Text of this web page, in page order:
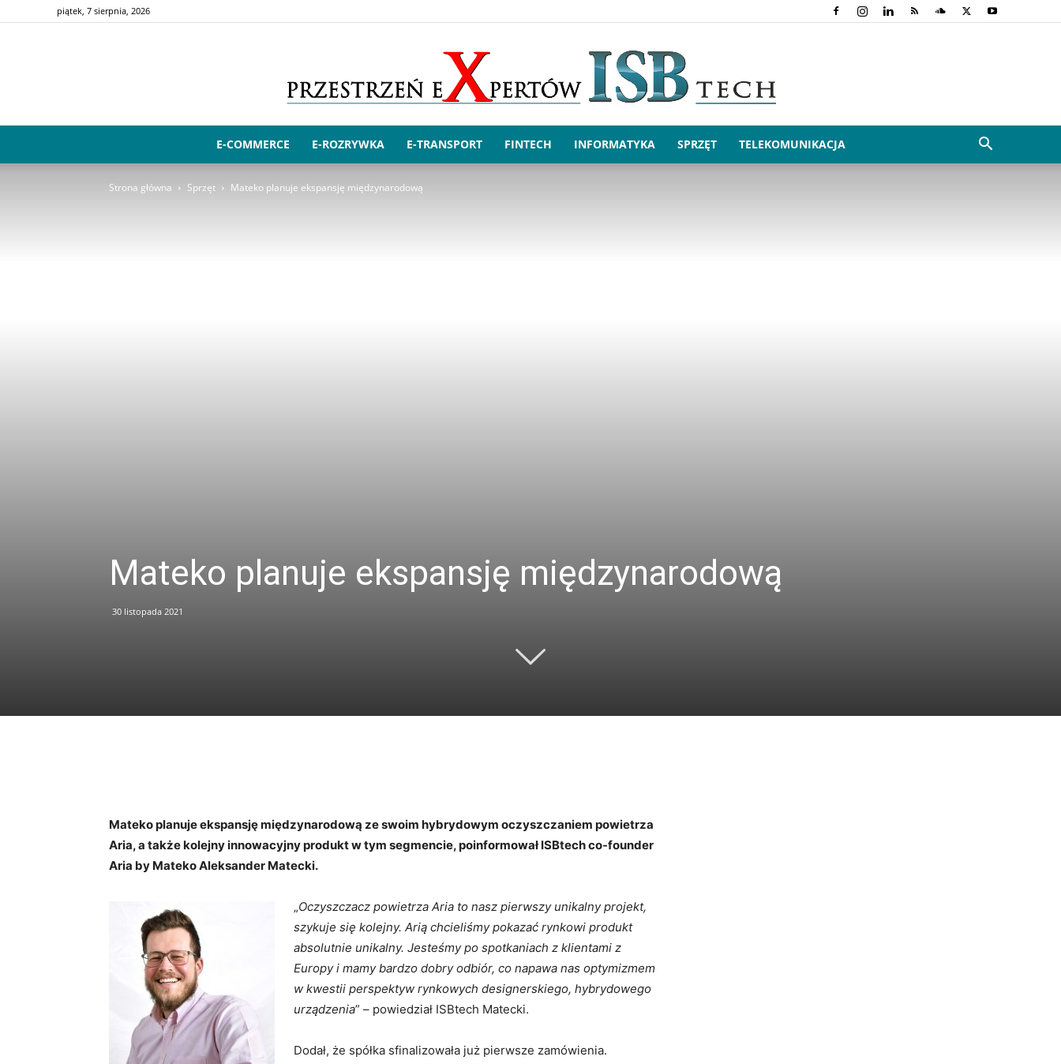
piątek, 7 sierpnia, 2026
E-COMMERCE E-ROZRYWKA E-TRANSPORT FINTECH INFORMATYKA SPRZĘT TELEKOMUNIKACJA
Strona główna Sprzęt Mateko planuje ekspansję międzynarodową
Mateko planuje ekspansję międzynarodową
30 listopada 2021
Mateko planuje ekspansję międzynarodową ze swoim hybrydowym oczyszczaniem powietrza
Aria, a także kolejny innowacyjny produkt w tym segmencie, poinformowałISBtech co-founder
Aria by Mateko Aleksander Matecki.
„Oczyszczacz powietrza Aria to nasz pierwszy unikalny projekt,
szykuje się kolejny. Arią chcieliśmy pokazać rynkowi produkt
absolutnie unikalny. Jesteśmy po spotkaniach z klientami z
Europy i mamy bardzo dobry odbiór, co napawa nas optymizmem
w kwestii perspektyw rynkowych designerskiego, hybrydowego
urządzenia” – powiedział ISBtech Matecki.
Dodał, że spółka sfinalizowała już pierwsze zamówienia.